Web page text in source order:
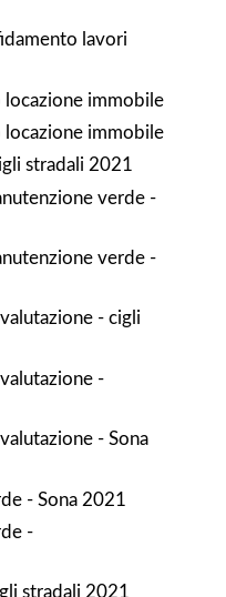
lavori
immobile
immobile
stradali 2021
verde -
verde -
- cigli
-
- Sona
- Sona 2021
-
stradali 2021